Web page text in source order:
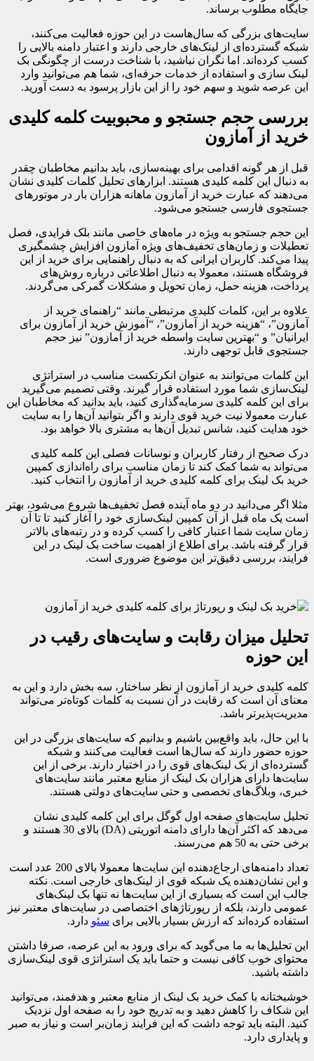
جایگاه مطلوب برساند.
سایت‌های بزرگی که سال‌هاست در این حوزه فعالیت می‌کنند،
شبکه گسترده‌ای از لینک‌های خارجی دارند و اعتبار دامنه بالایی را
کسب کرده‌اند. اما نگران نباشید، با شناخت درست از چگونگی بک
لینک سازی و استفاده از خدمات حرفه‌ای، شما هم می‌توانید وارد
این عرصه شوید و سهم خود را از این بازار پرسود به دست آورید.
بررسی حجم جستجو و محبوبیت کلمه کلیدی
خرید از آمازون
قبل از هر گونه اقدامی برای بهینه‌سازی، باید بدانیم مخاطبان چقدر
به دنبال این کلمه کلیدی هستند. ابزارهای تحلیل کلمات کلیدی نشان
می‌دهند که عبارت خرید از آمازون ماهانه هزاران بار در موتورهای
جستجوی فارسی جستجو می‌شود.
این حجم جستجو به ویژه در ماه‌های خاصی مانند بلک فرایدی، فصل
تعطیلات و زمان‌های تخفیف‌های ویژه آمازون افزایش چشمگیری
پیدا می‌کند. کاربران ایرانی که به دنبال راهنمایی برای خرید از این
فروشگاه هستند، معمولا به دنبال اطلاعاتی درباره روش‌های
پرداخت، هزینه حمل، زمان تحویل و مشکلات گمرکی می‌گردند.
علاوه بر این، کلمات کلیدی مرتبطی مانند “راهنمای خرید از
آمازون”، “هزینه خرید از آمازون”، “آموزش خرید از آمازون برای
ایرانیان” و “بهترین سایت واسطه خرید از آمازون” نیز حجم
جستجوی قابل توجهی دارند.
این کلمات می‌توانند به عنوان انکرتکست مناسب در استراتژی
لینک‌سازی شما مورد استفاده قرار گیرند. وقتی تصمیم می‌گیرید
برای این کلمه کلیدی سرمایه‌گذاری کنید، باید بدانید که مخاطبان این
عبارت معمولا نیت خرید قوی دارند و اگر بتوانید آن‌ها را به سایت
خود هدایت کنید، شانس تبدیل آن‌ها به مشتری بالا خواهد بود.
درک صحیح از رفتار کاربران و نوسانات فصلی این کلمه کلیدی
می‌تواند به شما کمک کند تا زمان مناسب برای راه‌اندازی کمپین
خرید بک لینک برای کلمه کلیدی خرید از آمازون را انتخاب کنید.
مثلا اگر می‌دانید در دو ماه آینده فصل تخفیف‌ها شروع می‌شود، بهتر
است یک ماه قبل از آن کمپین لینک‌سازی خود را آغاز کنید تا تا آن
زمان سایت شما اعتبار کافی را کسب کرده و در رتبه‌های بالاتر
قرار گرفته باشد. برای اطلاع از اهمیت ساخت بک لینک در این
فرایند، بررسی دقیق‌تر این موضوع ضروری است.
تحلیل میزان رقابت و سایت‌های رقیب در
این حوزه
کلمه کلیدی خرید از آمازون از نظر ساختار، سه بخش دارد و این به
معنای آن است که رقابت در آن نسبت به کلمات کوتاه‌تر می‌تواند
مدیریت‌پذیرتر باشد.
با این حال، باید واقع‌بین باشیم و بدانیم که سایت‌های بزرگی در این
حوزه حضور دارند که سال‌ها است فعالیت می‌کنند و شبکه
گسترده‌ای از بک لینک‌های قوی را در اختیار دارند. برخی از این
سایت‌ها دارای هزاران بک لینک از منابع معتبر مانند سایت‌های
خبری، وبلاگ‌های تخصصی و حتی سایت‌های دولتی هستند.
تحلیل سایت‌های صفحه اول گوگل برای این کلمه کلیدی نشان
می‌دهد که اکثر آن‌ها دارای دامنه اتوریتی (DA) بالای 30 هستند و
برخی حتی به 50 هم می‌رسند.
تعداد دامنه‌های ارجاع‌دهنده این سایت‌ها معمولا بالای 200 عدد است
و این نشان‌دهنده یک شبکه قوی از لینک‌های خارجی است. نکته
جالب این است که بسیاری از این سایت‌ها نه تنها بک لینک‌های
عمومی دارند، بلکه از رپورتاژهای اختصاصی در سایت‌های معتبر نیز
استفاده کرده‌اند که ارزش بسیار بالایی برای سئو دارد.
این تحلیل‌ها به ما می‌گوید که برای ورود به این عرصه، صرفا داشتن
محتوای خوب کافی نیست و حتما باید یک استراتژی قوی لینک‌سازی
داشته باشید.
خوشبختانه با کمک خرید بک لینک از منابع معتبر و هدفمند، می‌توانید
این شکاف را کاهش دهید و به تدریج خود را به صفحه اول نزدیک
کنید. البته باید توجه داشت که این فرایند زمان‌بر است و نیاز به صبر
و پایداری دارد.